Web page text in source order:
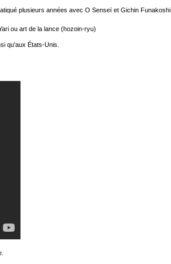
plusieurs années avec O Senseï et Gichin Funakoshi.
ou art de la lance (hozoin-ryu)
qu'aux États-Unis.